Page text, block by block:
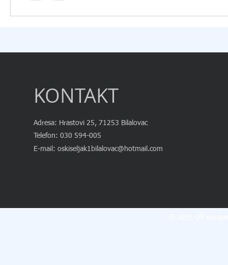
KONTAKT
Adresa: Hrastovi 25, 71253 Bilalovac
Telefon: 030 594-005
E-mail: oskiseljak1bilalovac@hotmail.com